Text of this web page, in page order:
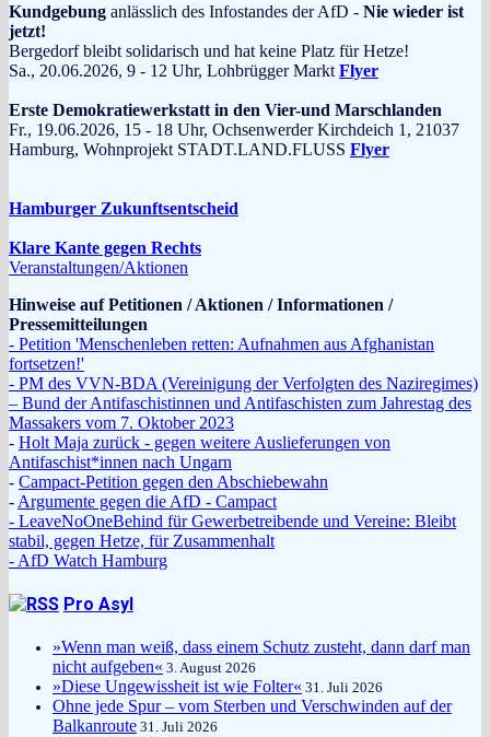
Kundgebung anlässlich des Infostandes der AfD - Nie wieder ist
jetzt!
Bergedorf bleibt solidarisch und hat keine Platz für Hetze!
Sa., 20.06.2026, 9 - 12 Uhr, Lohbrügger Markt Flyer
Erste Demokratiewerkstatt in den Vier-und Marschlanden
Fr., 19.06.2026, 15 - 18 Uhr, Ochsenwerder Kirchdeich 1, 21037
Hamburg, Wohnprojekt STADT.LAND.FLUSS Flyer
Hamburger Zukunftsentscheid
Klare Kante gegen Rechts
Veranstaltungen/Aktionen
Hinweise auf Petitionen / Aktionen / Informationen /
Pressemitteilungen
- Petition 'Menschenleben retten: Aufnahmen aus Afghanistan
fortsetzen!'
- PM des VVN-BDA (Vereinigung der Verfolgten des Naziregimes)
– Bund der Antifaschistinnen und Antifaschisten zum Jahrestag des
Massakers vom 7. Oktober 2023
- Holt Maja zurück - gegen weitere Auslieferungen von
Antifaschist*innen nach Ungarn
- Campact-Petition gegen den Abschiebewahn
- Argumente gegen die AfD - Campact
- LeaveNoOneBehind für Gewerbetreibende und Vereine: Bleibt
stabil, gegen Hetze, für Zusammenhalt
- AfD Watch Hamburg
Pro Asyl
»Wenn man weiß, dass einem Schutz zusteht, dann darf man
nicht aufgeben« 3. August 2026
»Diese Ungewissheit ist wie Folter« 31. Juli 2026
Ohne jede Spur – vom Sterben und Verschwinden auf der
Balkanroute 31. Juli 2026